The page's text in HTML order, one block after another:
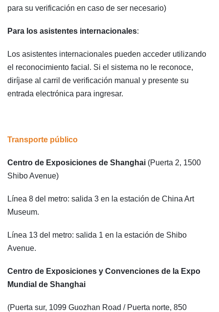
para su verificación en caso de ser necesario)
Para los asistentes internacionales:
Los asistentes internacionales pueden acceder utilizando
el reconocimiento facial. Si el sistema no le reconoce,
diríjase al carril de verificación manual y presente su
entrada electrónica para ingresar.
Transporte público
Centro de Exposiciones de Shanghai (Puerta 2, 1500
Shibo Avenue)
Línea 8 del metro: salida 3 en la estación de China Art
Museum.
Línea 13 del metro: salida 1 en la estación de Shibo
Avenue.
Centro de Exposiciones y Convenciones de la Expo
Mundial de Shanghai
(Puerta sur, 1099 Guozhan Road / Puerta norte, 850